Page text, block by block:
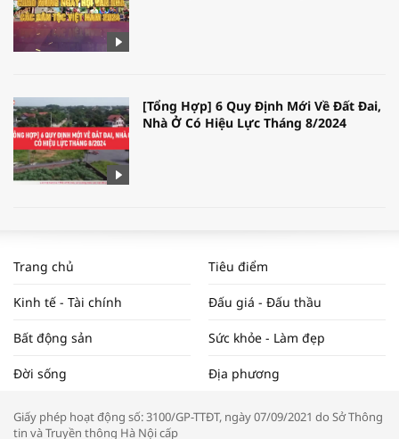
[Tổng Hợp] 6 Quy Định Mới Về Đất Đai,
Nhà Ở Có Hiệu Lực Tháng 8/2024
NAM NĂM 2024 VÀ NĂM 2025 | NHỊP
ĐẬP THỊ TRƯỜNG #62
Tọa đàm “Xúc tiến thương mại: Khơi
Trang chủ Tiêu điểm
Kinh tế - Tài chính Đấu giá - Đấu thầu
Bất động sản Sức khỏe - Làm đẹp
Đời sống Địa phương
Giấy phép hoạt động số: 3100/GP-TTĐT, ngày 07/09/2021 do Sở Thông
tin và Truyền thông Hà Nội cấp